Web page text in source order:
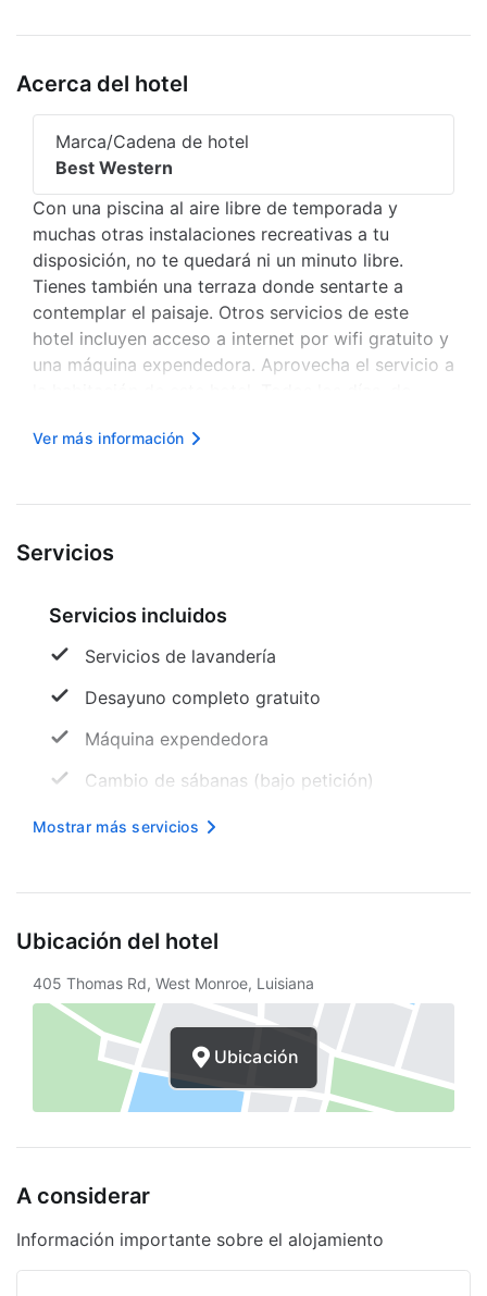
Acerca del hotel
Marca/Cadena de hotel
Best Western
Con una piscina al aire libre de temporada y
muchas otras instalaciones recreativas a tu
disposición, no te quedará ni un minuto libre.
Tienes también una terraza donde sentarte a
contemplar el paisaje. Otros servicios de este
hotel incluyen acceso a internet por wifi gratuito y
una máquina expendedora. Aprovecha el servicio a
gratuito. Tendrás acceso a internet por cable
Ver más información
Servicios
Servicios incluidos
Servicios de lavandería
Desayuno completo gratuito
Máquina expendedora
Cambio de sábanas (bajo petición)
Mesa de registro accesible para sillas de
Internet inalámbrico en cortesía
Acceso a pisos superiores solo por
Cambio de toallas (bajo petición)
Aparcamiento accesible para sillas de
ruedas
Internet
Periódico gratuito
Desayuno gratis
Centro de negocios
Recepción 24 horas
Mostrar más servicios
Ubicación del hotel
405 Thomas Rd, West Monroe, Luisiana
Ubicación
A considerar
Información importante sobre el alojamiento